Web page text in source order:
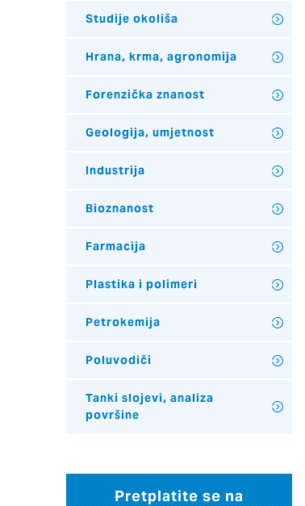
Studije okoliša
Hrana, krma, agronomija
Forenzička znanost
Geologija, umjetnost
Industrija
Bioznanost
Farmacija
Plastika i polimeri
Petrokemija
Poluvodiči
Tanki slojevi, analiza
površine
Pretplatite se na